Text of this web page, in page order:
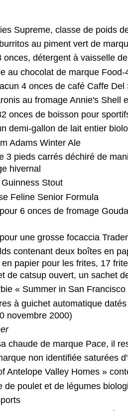
Supreme, classe de poids
au piment vert de
détergent à vaisselle
au chocolat de marque
4 onces de café Caffe
au fromage Annie's Shell
onces de boisson pour
demi-gallon de lait entier
Adams Winter Ale
3 pieds carrés déchiré de
hivernal
Stout
Feline Senior Formula
6 onces de fromage
une grosse focaccia
contenant deux boîtes en
papier pour les frites, 17
de catsup ouvert, un sachet
« Summer in San
à guichet automatique
novembre 2000)
chaude de marque Pace, il
non identifiée saturées
Antelope Valley Homes »
de poulet et de légumes